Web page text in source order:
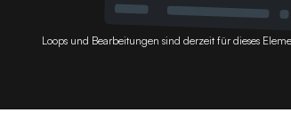
Loops und Bearbeitungen sind derzeit für dieses